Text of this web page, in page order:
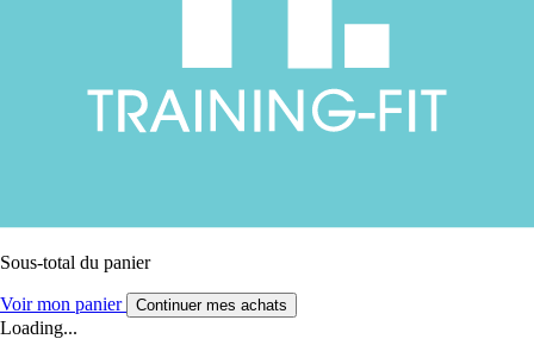
Sous-total du panier
Voir mon panier Continuer mes achats
Loading...